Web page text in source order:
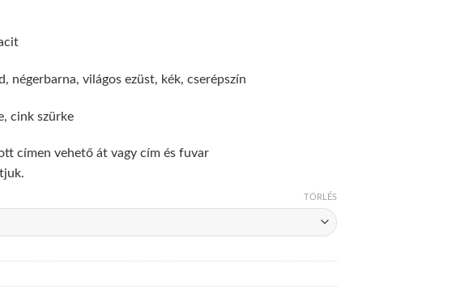
négerbarna, világos ezüst, kék, cserépszín
cink szürke
címen vehető át vagy cím és fuvar
TÖRLÉS